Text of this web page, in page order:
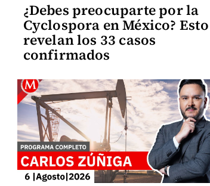
¿Debes preocuparte por la
Cyclospora en México? Esto
revelan los 33 casos
confirmados